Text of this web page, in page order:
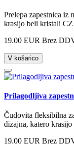
Prelepa zapestnica iz
krasijo beli kristali
19.00 EUR Brez
V košarico
Prilagodljiva
Čudovita fleksibilna
dizajna, katero
19.00 EUR Brez